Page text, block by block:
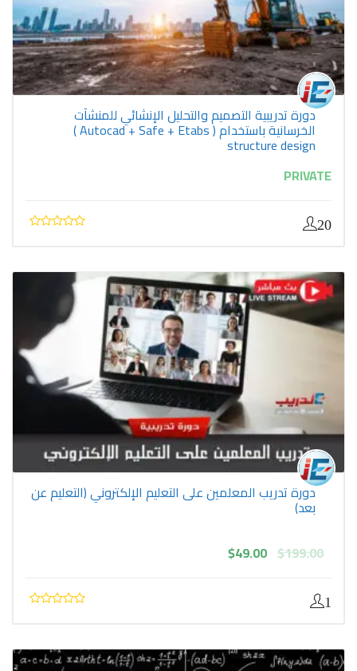
دورة تدريبية التصميم والتحليل الإنشائي للمنشآت
الخرسانية باستخدام ( Autocad + Safe + Etabs )
structure design
PRIVATE
20
دورة تدريب المعلمين على التعليم الإلكتروني (التعليم عن
بعد)
$199.00 السعر $49.00 السعر
1